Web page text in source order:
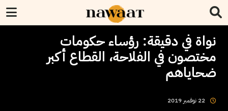
نواة في دقيقة: رؤساء حكومات
مختصون في الفلاحة، القطاع أكبر
ضحاياهم
22 نوفمبر 2019